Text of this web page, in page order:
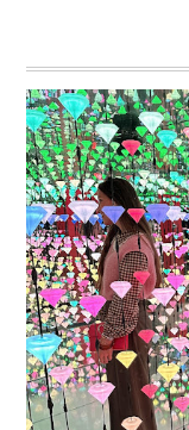
16
Vandaag is het
pauzeknop duw,
Dat blijft ...